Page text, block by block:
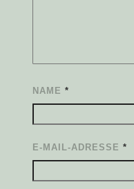
NAME*
E-MAIL-ADRESSE*